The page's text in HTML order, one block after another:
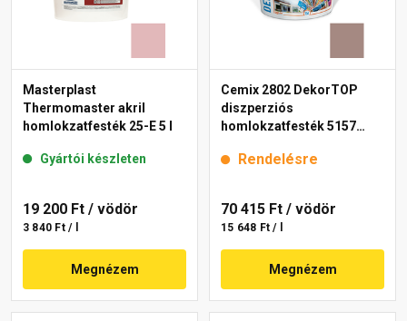
Masterplast
Thermomaster akril
homlokzatfesték 25-E 5 l
Gyártói készleten
19 200 Ft / vödör
3 840 Ft / l
Megnézem
Cemix 2802 DekorTOP
diszperziós
homlokzatfesték 5157
Rendelésre
70 415 Ft / vödör
15 648 Ft / l
Megnézem